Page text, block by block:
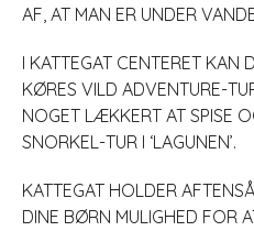
AF, AT MAN ER UNDER
I KATTEGAT CENTERET KAN
KØRES VILD ADVENTURE-
NOGET LÆKKERT AT SPISE
SNORKEL-TUR I ‘LAGUNEN’.
KATTEGAT HOLDER
DINE BØRN MULIGHED FOR